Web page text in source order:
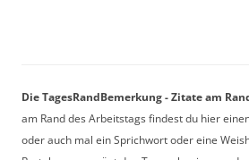
Die TagesRandBemerkung - Zitate am
am Rand des Arbeitstags findest du hier
oder auch mal ein Sprichwort oder eine